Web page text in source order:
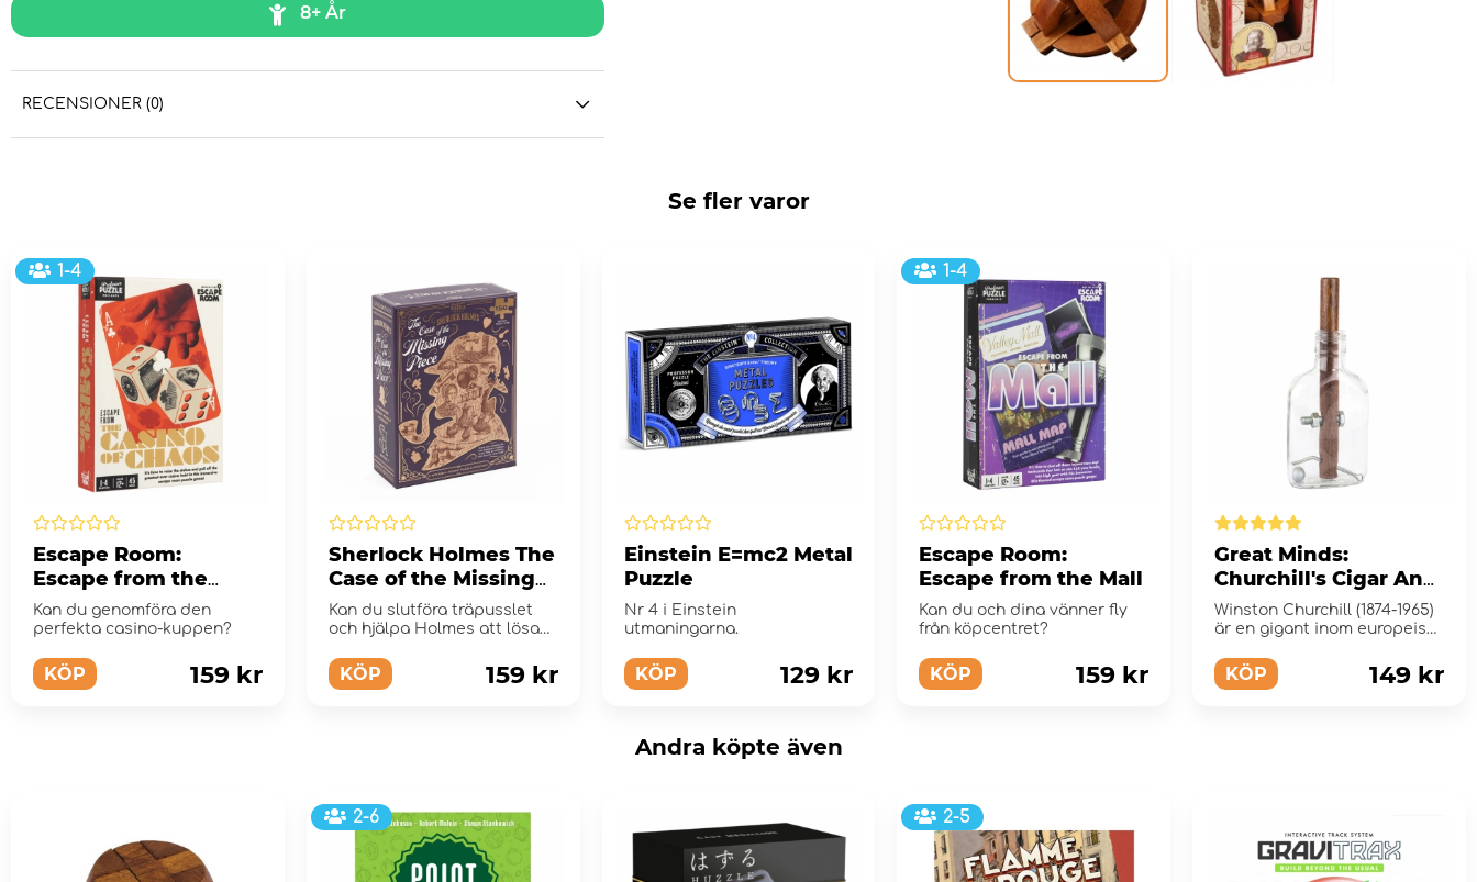
8+ År
RECENSIONER (0)
Se fler varor
1-4
Escape Room:
Escape from the
Casino of Chaos
Kan du genomföra den
perfekta casino-kuppen?
KÖP 159 kr
Sherlock Holmes The
Case of the Missing
Piece
Kan du slutföra träpusslet
och hjälpa Holmes att lösa
KÖP 159 kr
Einstein E=mc2 Metal
Puzzle
Nr 4 i Einstein
utmaningarna.
KÖP 129 kr
1-4
Escape Room:
Escape from the Mall
Kan du och dina vänner fly
från köpcentret?
KÖP 159 kr
Great Minds:
Churchill's Cigar And
Whisky Bottle Puzzle
Winston Churchill (1874-1965)
är en gigant inom europeisk
KÖP 149 kr
Andra köpte även
2-6 2-5